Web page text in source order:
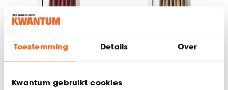
Toestemming Details Over
Kwantum gebruikt cookies